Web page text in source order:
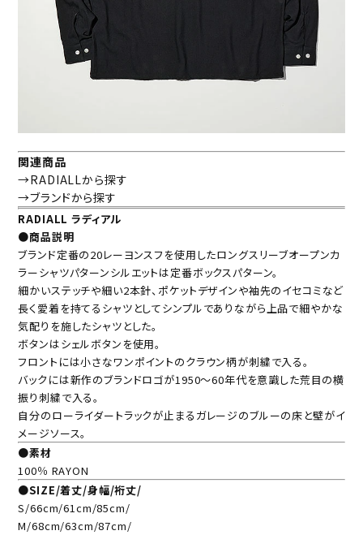
関連商品
→RADIALLから探す
→ブランドから探す
RADIALL ラディアル
●商品説明
ブランド定番の20レーヨンスフを使用したロングスリーブオープンカ
ラーシャツパターンシルエットは定番ボックスパターン。
細かいステッチや細い2本針、ポケットデザインや袖先のイセコミなど
長く愛着を持てるシャツとしてシンプルでありながら上品で細やかな
気配りを施したシャツとした。
ボタンはシェルボタンを使用。
フロントには小さなワンポイントのクラウン柄が刺繍で入る。
バックには新作のブランドロゴが1950～60年代を意識した荒目の横
振り刺繍で入る。
自分のローライダートラックが止まるガレージのブルーの床と壁がイ
メージソース。
●素材
100％ RAYON
●SIZE/着丈/身幅/裄丈/
S/66cm/61cm/85cm/
M/68cm/63cm/87cm/